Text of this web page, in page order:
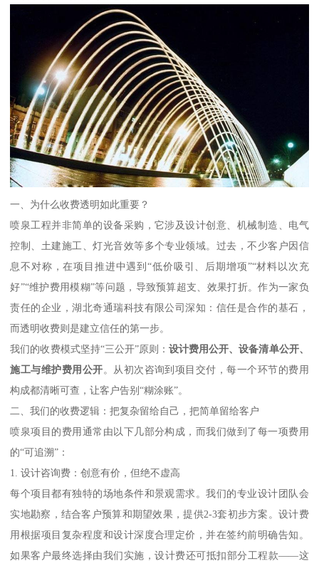
一、为什么收费透明如此重要？
喷泉工程并非简单的设备采购，它涉及设计创意、机械制造、电气
控制、土建施工、灯光音效等多个专业领域。过去，不少客户因信
息不对称，在项目推进中遇到“低价吸引、后期增项”“材料以次充
好”“维护费用模糊”等问题，导致预算超支、效果打折。作为一家负
责任的企业，湖北奇通瑞科技有限公司深知：信任是合作的基石，
而透明收费则是建立信任的第一步。
我们的收费模式坚持“三公开”原则：设计费用公开、设备清单公开、
施工与维护费用公开。从初次咨询到项目交付，每一个环节的费用
构成都清晰可查，让客户告别“糊涂账”。
二、我们的收费逻辑：把复杂留给自己，把简单留给客户
喷泉项目的费用通常由以下几部分构成，而我们做到了每一项费用
的“可追溯”：
1. 设计咨询费：创意有价，但绝不虚高
每个项目都有独特的场地条件和景观需求。我们的专业设计团队会
实地勘察，结合客户预算和期望效果，提供2-3套初步方案。设计费
用根据项目复杂程度和设计深度合理定价，并在签约前明确告知。
如果客户最终选择由我们实施，设计费还可抵扣部分工程款——这